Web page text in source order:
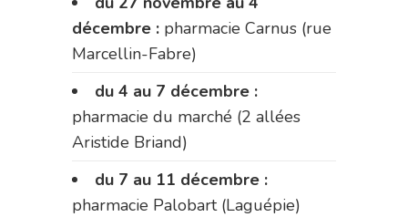
décembre : pharmacie Carnus (rue
Marcellin-Fabre)
du 4 au 7 décembre :
pharmacie du marché (2 allées
Aristide Briand)
du 7 au 11 décembre :
pharmacie Palobart (Laguépie)